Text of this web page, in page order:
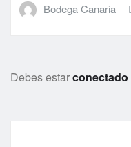
Bodega Canaria
Debes estarconectado